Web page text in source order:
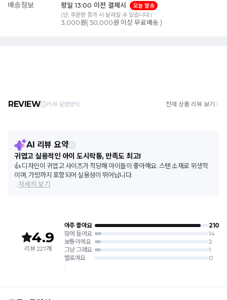
배송정보 평일 13:00 이전 결제시
오늘 발송
(단, 주문량 증가 시 달라질 수 있습니다.)
3,000원( 50,000원 이상 무료배송 )